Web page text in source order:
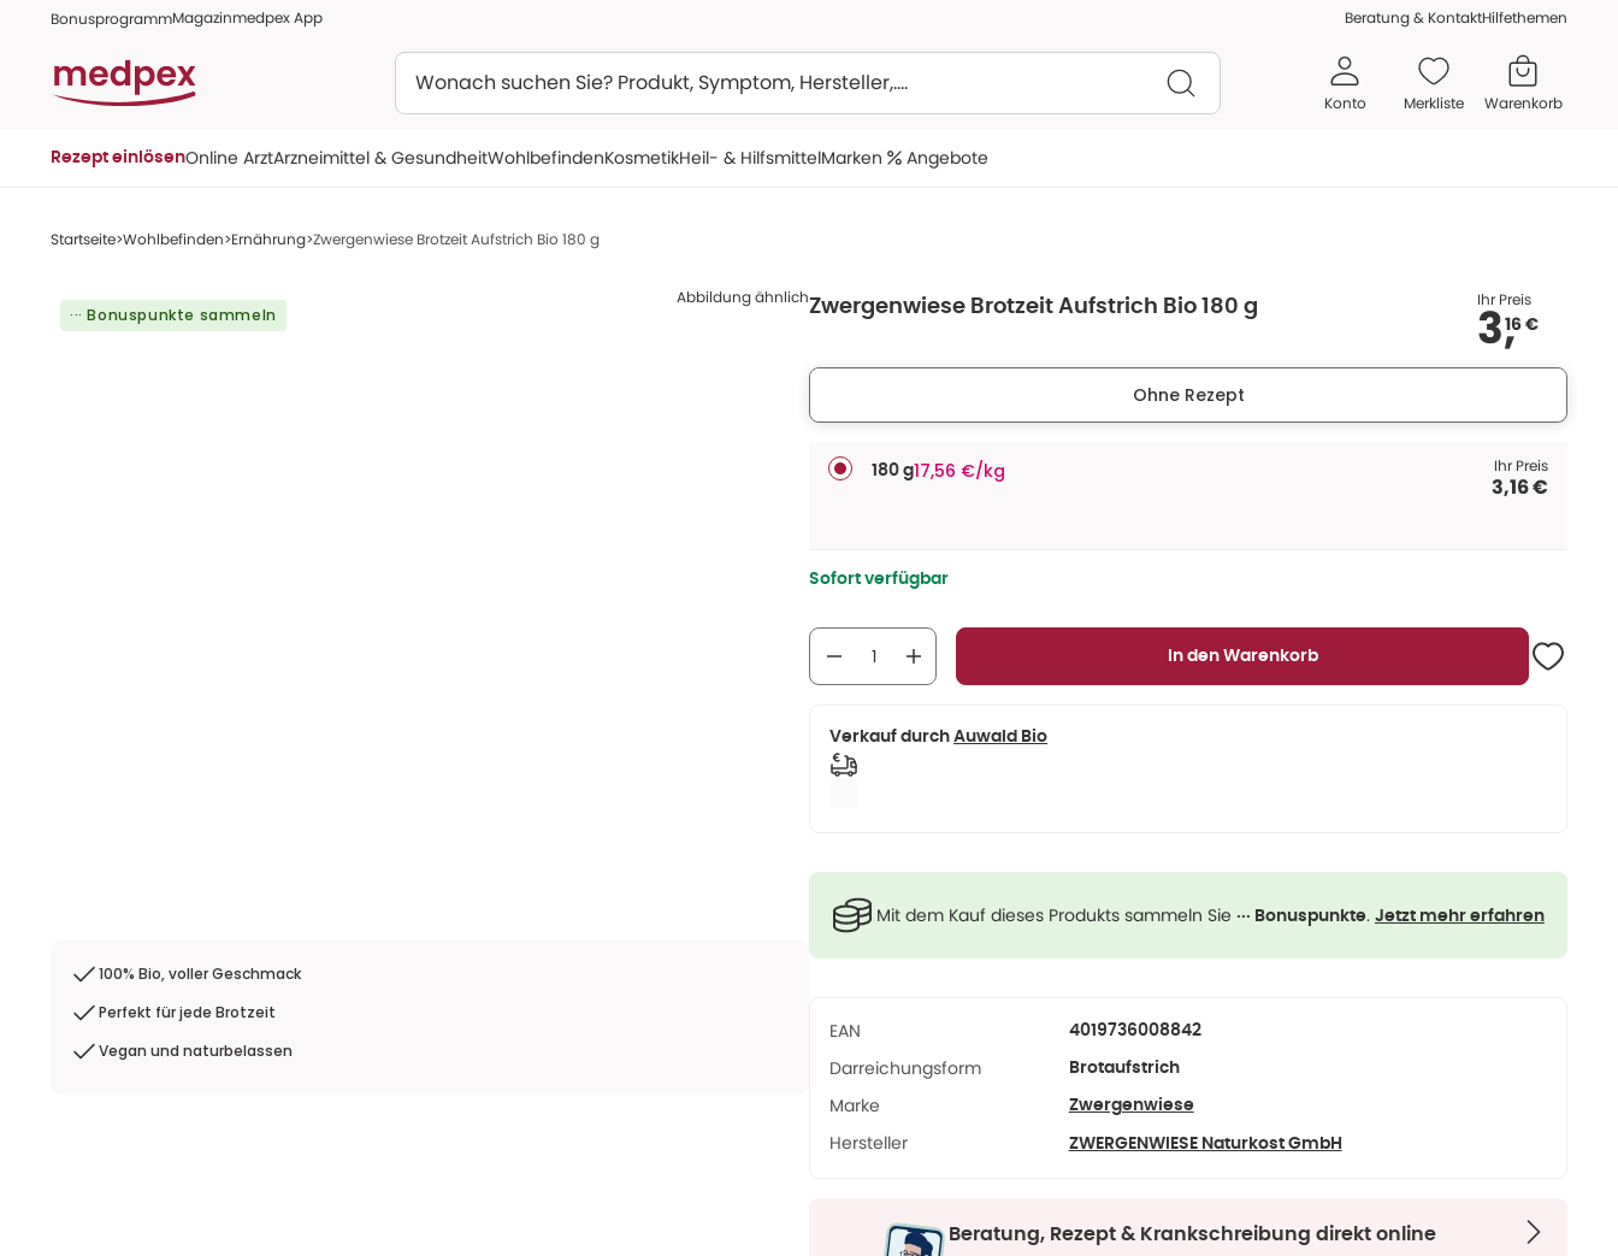
BonusprogrammMagazinmedpex App Beratung & KontaktHilfethemen
Konto Merkliste Warenkorb
Rezept einlösenOnline ArztArzneimittel & GesundheitWohlbefindenKosmetikHeil- & HilfsmittelMarken Angebote
Startseite Wohlbefinden Ernährung Zwergenwiese Brotzeit Aufstrich Bio 180 g
··· Bonuspunkte sammeln
Abbildung ähnlich
100% Bio, voller Geschmack
Perfekt für jede Brotzeit
Vegan und naturbelassen
Zwergenwiese Brotzeit Aufstrich Bio 180 g Ihr Preis
3,16 €
Ohne Rezept
180 g17,56 €/kg Ihr Preis
3,16 €
Sofort verfügbar
In den Warenkorb
Verkauf durch Auwald Bio
Mit dem Kauf dieses Produkts sammeln Sie ··· Bonuspunkte. Jetzt mehr erfahren
EAN 4019736008842
Darreichungsform Brotaufstrich
Marke Zwergenwiese
Hersteller ZWERGENWIESE Naturkost GmbH
Beratung, Rezept & Krankschreibung direkt online